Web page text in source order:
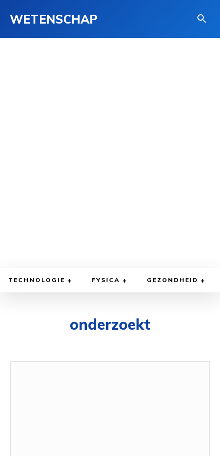
WETENSCHAP
TECHNOLOGIE FYSICA GEZONDHEID
onderzoekt